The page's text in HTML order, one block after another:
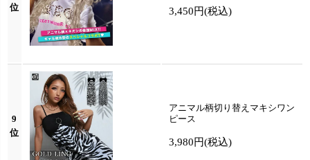
位
3,450円(税込)
9
位
アニマル柄切り替えマキシワン
ピース
3,980円(税込)